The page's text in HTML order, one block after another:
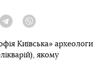
TelegramViber
Київська» археологи
якому